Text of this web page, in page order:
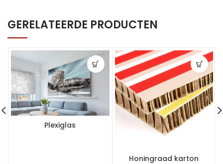
GERELATEERDE PRODUCTEN
Plexiglas
Honingraad karton